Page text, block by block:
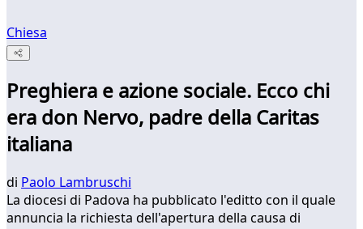
Chiesa
Preghiera e azione sociale. Ecco chi
era don Nervo, padre della Caritas
italiana
di Paolo Lambruschi
La diocesi di Padova ha pubblicato l'editto con il quale
annuncia la richiesta dell'apertura della causa di